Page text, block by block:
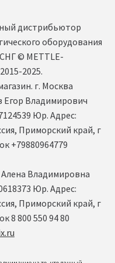
дистрибьютор
оборудования
©️ METTLE-
2025.
г. Москва
Егор Владимирович
Юр. Адрес:
Приморский край, г
+79880964779
Владимировна
Юр. Адрес:
Приморский край, г
8 800 550 94 80